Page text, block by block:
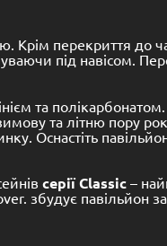
Крім перекриття до
під навісом.
та полікарбонатом.
та літню пору
Оснастіть
серіїClassic –
збудує павільйон